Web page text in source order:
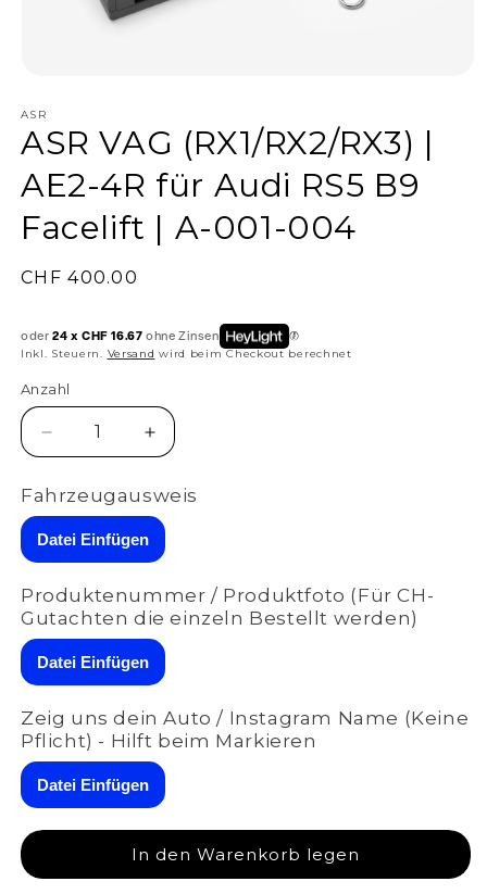
ASR
ASR VAG (RX1/RX2/RX3) |
AE2-4R für Audi RS5 B9
Facelift | A-001-004
Normaler
CHF 400.00
oder 24 x CHF 16.67 ohne Zinsen
Inkl. Steuern. Versand wird beim Checkout berechnet
Anzahl
Anzahl
Verringere
die
Menge
ASR
|
AE2-
für
Audi
RS5
B9
Facelift
|
A-
001-
Erhöhe
die
Menge
ASR
VAG
|
AE2-
4R
für
Audi
RS5
B9
Facelift
|
A-
001-
004
Fahrzeugausweis
Datei Einfügen
Produktenummer / Produktfoto (Für CH-
Gutachten die einzeln Bestellt werden)
Datei Einfügen
Zeig uns dein Auto / Instagram Name (Keine
Pflicht) - Hilft beim Markieren
Datei Einfügen
In den Warenkorb legen